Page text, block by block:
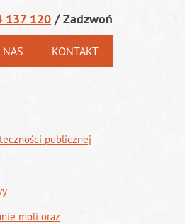
NAS KONTAKT
137 120 / Zadzwoń
publicznej
moli oraz